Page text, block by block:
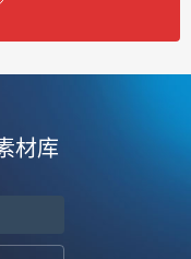
材库